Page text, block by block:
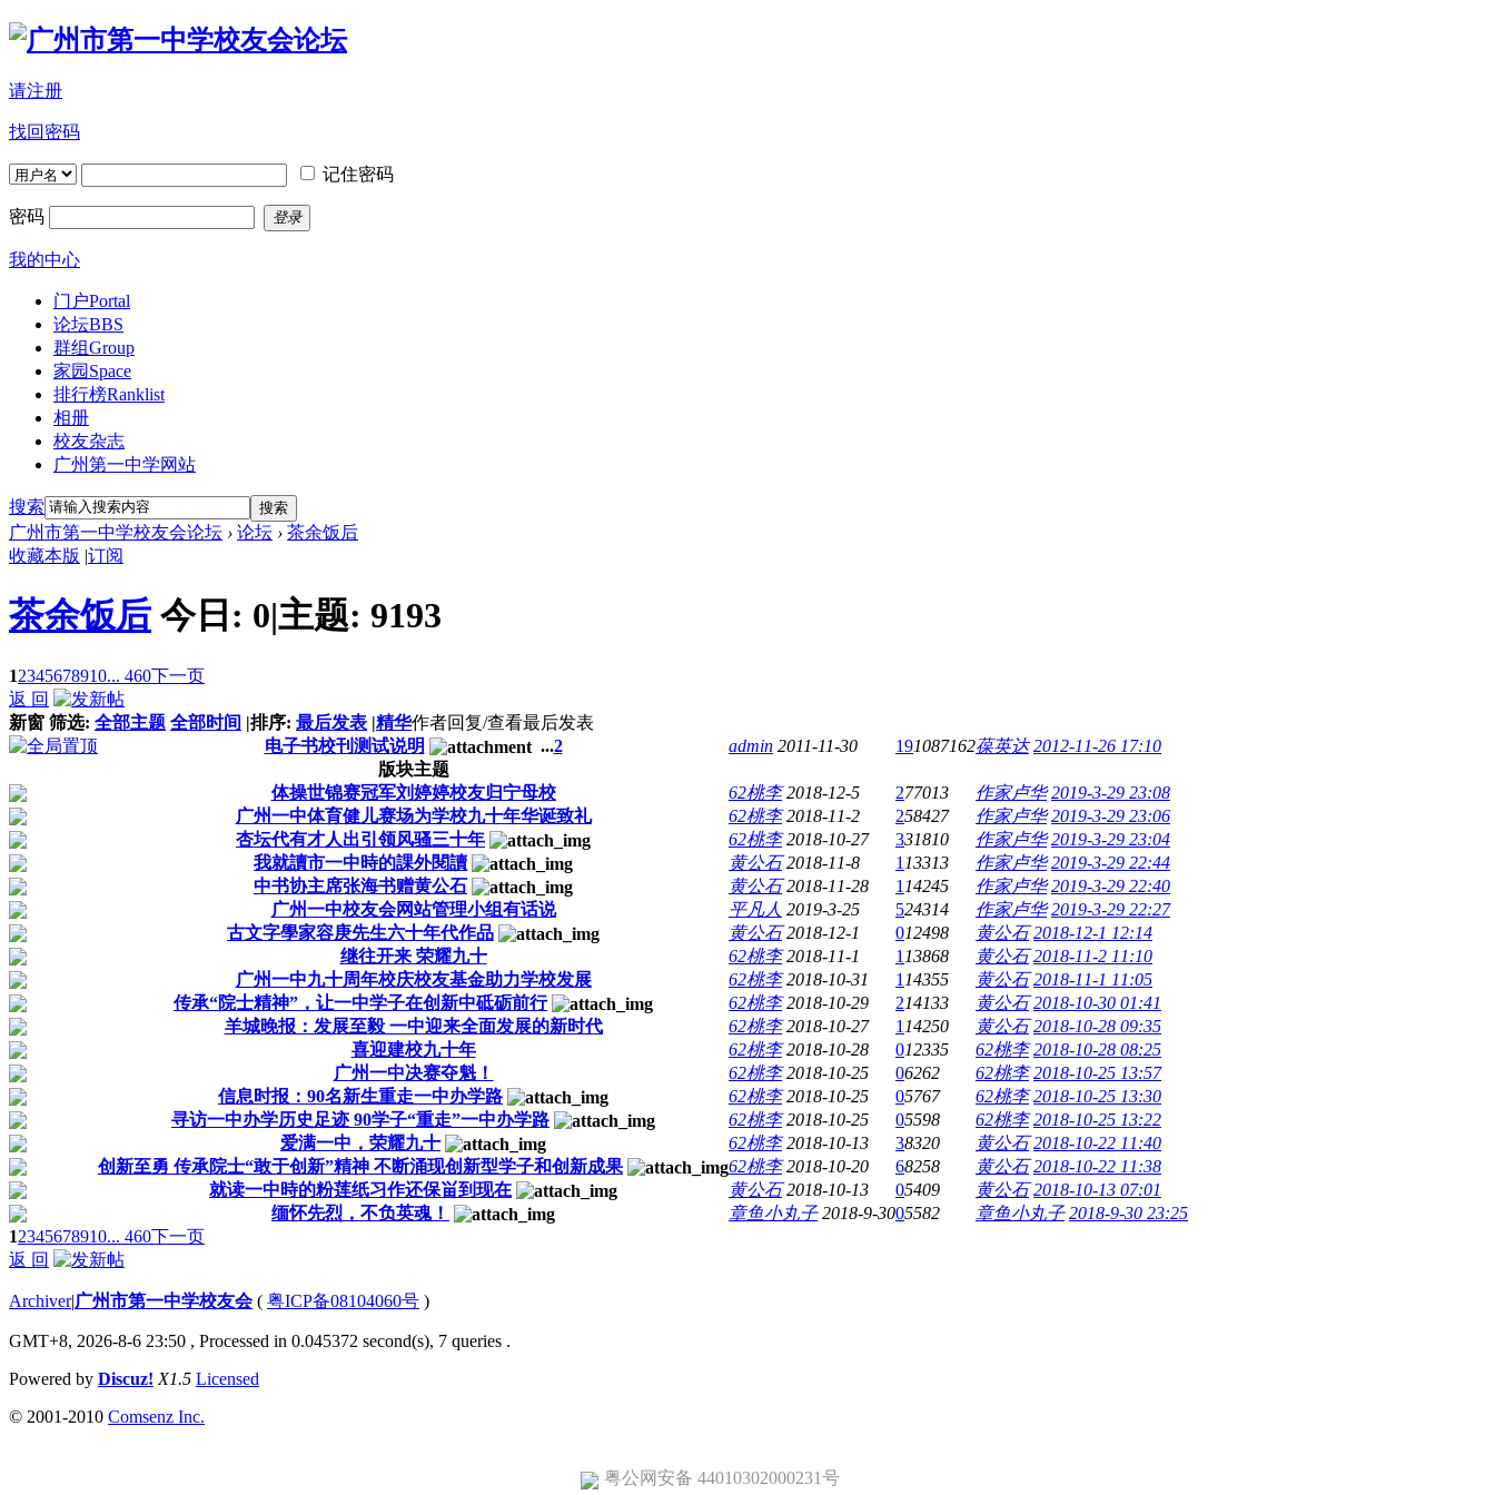
请注册
找回密码
记住密码
密码 登录
我的中心
门户Portal
论坛BBS
群组Group
家园 Space
排行榜Ranklist
相册
校友杂志
广州第一中学网站
搜索 搜索
广州市第一中学校友会论坛 › 论坛 › 茶余饭后
收藏本版 |订阅
茶余饭后 今日: 0|主题: 9193
12345678910... 460下一页
返 回
新窗 筛选: 全部主题 全部时间 |排序: 最后发表 |精华作者回复/查看最后发表
电子书校刊测试说明
...2 admin 2011-11-30 191087162葆英达 2012-11-26 17:10
版块主题
体操世锦赛冠军刘婷婷校友归宁母校
62桃李 2018-12-5 277013 作家卢华 2019-3-29 23:08
广州一中体育健儿赛场为学校九十年华诞致礼
62桃李 2018-11-2 258427 作家卢华 2019-3-29 23:06
杏坛代有才人出引领风骚三十年
62桃李 2018-10-27 331810 作家卢华 2019-3-29 23:04
我就讀市一中時的課外閱讀
黄公石 2018-11-8 1 13313 作家卢华 2019-3-29 22:44
中书协主席张海书赠黄公石
黄公石 2018-11-28 1 14245 作家卢华 2019-3-29 22:40
广州一中校友会网站管理小组有话说
平凡人 2019-3-25 524314 作家卢华 2019-3-29 22:27
古文字學家容庚先生六十年代作品
黄公石 2018-12-1 012498 黄公石 2018-12-1 12:14
继往开来 荣耀九十
62桃李 2018-11-1 1 13868 黄公石 2018-11-2 11:10
广州一中九十周年校庆校友基金助力学校发展
62桃李 2018-10-31 1 14355 黄公石 2018-11-1 11:05
传承“院士精神”，让一中学子在创新中砥砺前行
62桃李 2018-10-29 214133 黄公石 2018-10-30 01:41
羊城晚报：发展至毅 一中迎来全面发展的新时代
62桃李 2018-10-27 1 14250 黄公石 2018-10-28 09:35
喜迎建校九十年
62桃李 2018-10-28 012335 62桃李 2018-10-28 08:25
广州一中决赛夺魁！
62桃李 2018-10-25 06262 62桃李 2018-10-25 13:57
信息时报：90名新生重走一中办学路
62桃李 2018-10-25 05767 62桃李 2018-10-25 13:30
寻访一中办学历史足迹 90学子“重走”一中办学路
62桃李 2018-10-25 05598 62桃李 2018-10-25 13:22
爱满一中，荣耀九十
62桃李 2018-10-13 38320 黄公石 2018-10-22 11:40
创新至勇 传承院士“敢于创新”精神 不断涌现创新型学子和创新成果
62桃李 2018-10-20 68258 黄公石 2018-10-22 11:38
就读一中時的粉莲纸习作还保畄到现在
黄公石 2018-10-13 05409 黄公石 2018-10-13 07:01
缅怀先烈，不负英魂！
章鱼小丸子 2018-9-3005582 章鱼小丸子 2018-9-30 23:25
12345678910... 460下一页
返 回
Archiver|广州市第一中学校友会( 粤ICP备08104060号 )
GMT+8, 2026-8-6 23:50 , Processed in 0.045372 second(s), 7 queries .
Powered by Discuz! X1.5 Licensed
© 2001-2010 Comsenz Inc.
粤公网安备 44010302000231号